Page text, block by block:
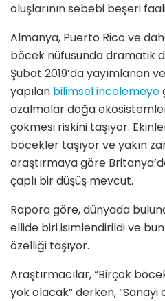
oluşlarının sebebi beşeri
Almanya, Puerto Rico ve
böcek nüfusunda dramatik
Şubat 2019’da yayımlanan
yapılan bilimsel incelemeye
azalmalar doğa
çökmesi riskini taşıyor.
böcekler taşıyor ve yakın
araştırmaya göre
çaplı bir düşüş mevcut.
Rapora göre, dünyada
ellide biri isimlendirildi ve
özelliği taşıyor.
Araştırmacılar, “Birçok
yok olacak” derken,